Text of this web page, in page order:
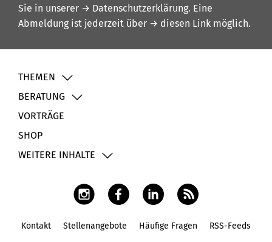
Sie in unserer → Datenschutzerklärung. Eine
Abmeldung ist jederzeit über → diesen Link möglich.
THEMEN
BERATUNG
VORTRÄGE
SHOP
WEITERE INHALTE
Kontakt Stellenangebote Häufige Fragen RSS-Feeds